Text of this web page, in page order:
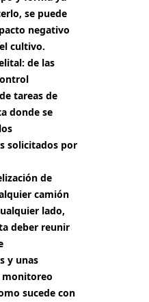
se puede
negativo
cultivo.
de las
tareas de
donde se
solicitados por
de
camión
lado,
deber reunir
y unas
monitoreo
sucede con